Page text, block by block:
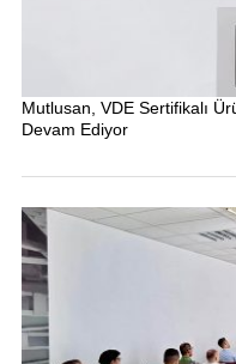
Mutlusan, VDE Sertifikalı
Devam Ediyor